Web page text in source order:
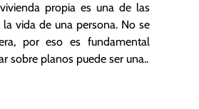
propia es una de las
vida de una persona. No se
por eso es fundamental
sobre planos puede ser una..